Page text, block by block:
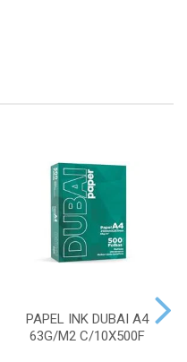
PAPEL INK DUBAI A4
63G/M2 C/10X500F